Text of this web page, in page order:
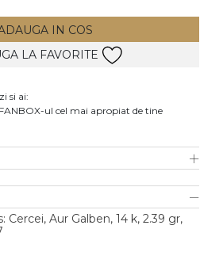
IN COS
LA FAVORITE
si ai:
ul cel mai apropiat de tine
Cercei, Aur Galben, 14 k, 2.39 gr,